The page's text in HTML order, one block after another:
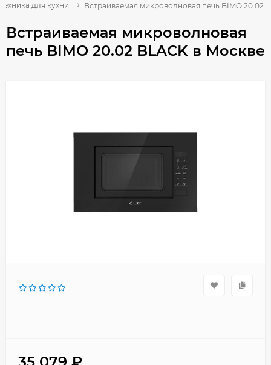
Техника для кухни Встраиваемая микроволновая печь BIMO 20.02
Встраиваемая микроволновая
печь BIMO 20.02 BLACK в Москве